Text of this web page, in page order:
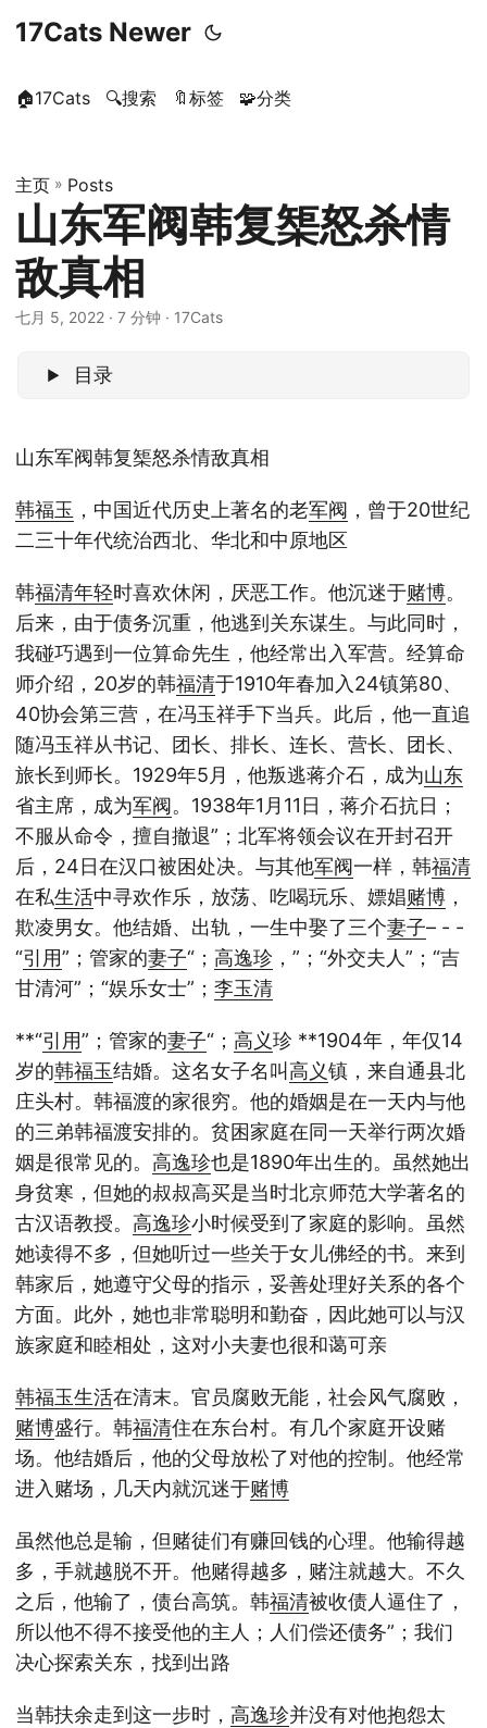
17Cats Newer
🏠17Cats 🔍搜索 🔖标签 🧩分类
主页 » Posts
山东军阀韩复榘怒杀情
敌真相
七月 5, 2022 · 7 分钟 · 17Cats
目录
山东军阀韩复榘怒杀情敌真相
韩福玉 ，中国近代历史上著名的老军阀 ，曾于20世纪
二三十年代统治西北、华北和中原地区
韩福清年轻时喜欢休闲，厌恶工作。他沉迷于赌博。
后来，由于债务沉重，他逃到关东谋生。与此同时，
我碰巧遇到一位算命先生，他经常出入军营。经算命
师介绍，20岁的韩福清于1910年春加入24镇第80、
40协会第三营，在冯玉祥手下当兵。此后，他一直追
随冯玉祥从书记、团长、排长、连长、营长、团长、
旅长到师长。1929年5月，他叛逃蒋介石，成为山东
省主席，成为军阀。1938年1月11日，蒋介石抗日；
不服从命令，擅自撤退”；北军将领会议在开封召开
后，24日在汉口被困处决。与其他军阀一样，韩福清
在私生活中寻欢作乐，放荡、吃喝玩乐、嫖娼赌博 ，
欺凌男女。他结婚、出轨，一生中娶了三个妻子– - -
“引用”；管家的妻子“； 高逸珍 ，”；“外交夫人”；“吉
甘清河”；“娱乐女士”； 李玉清
**“引用”；管家的妻子“； 高义珍 **1904年，年仅14
岁的韩福玉结婚。这名女子名叫 高义镇，来自通县北
庄头村。韩福渡的家很穷。他的婚姻是在一天内与他
的三弟韩福渡安排的。贫困家庭在同一天举行两次婚
姻是很常见的。 高逸珍也是1890年出生的。虽然她出
身贫寒，但她的叔叔高买是当时北京师范大学著名的
古汉语教授。 高逸珍小时候受到了家庭的影响。虽然
她读得不多，但她听过一些关于女儿佛经的书。来到
韩家后，她遵守父母的指示，妥善处理好关系的各个
方面。此外，她也非常聪明和勤奋，因此她可以与汉
族家庭和睦相处，这对小夫妻也很和蔼可亲
韩福玉生活在清末。官员腐败无能，社会风气腐败，
赌博盛行。韩福清住在东台村。有几个家庭开设赌
场。他结婚后，他的父母放松了对他的控制。他经常
进入赌场，几天内就沉迷于赌博
虽然他总是输，但赌徒们有赚回钱的心理。他输得越
多，手就越脱不开。他赌得越多，赌注就越大。不久
之后，他输了，债台高筑。韩福清被收债人逼住了，
所以他不得不接受他的主人；人们偿还债务”；我们
决心探索关东，找到出路
当韩扶余走到这一步时， 高逸珍并没有对他抱怨太